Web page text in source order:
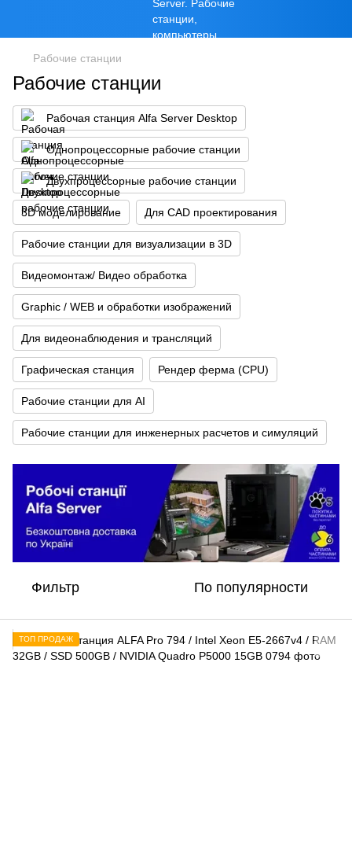
Рабочие станции
Рабочие станции
Рабочая станция Alfa Server Desktop
Однопроцессорные рабочие станции
Двухпроцессорные рабочие станции
3D моделирование Для CAD проектирования
Рабочие станции для визуализации в 3D
Видеомонтаж/ Видео обработка
Graphic / WEB и обработки изображений
Для видеонаблюдения и трансляций
Графическая станция Рендер ферма (CPU)
Рабочие станции для AI
Рабочие станции для инженерных расчетов и симуляций
Фильтр По популярности
ТОП ПРОДАЖ